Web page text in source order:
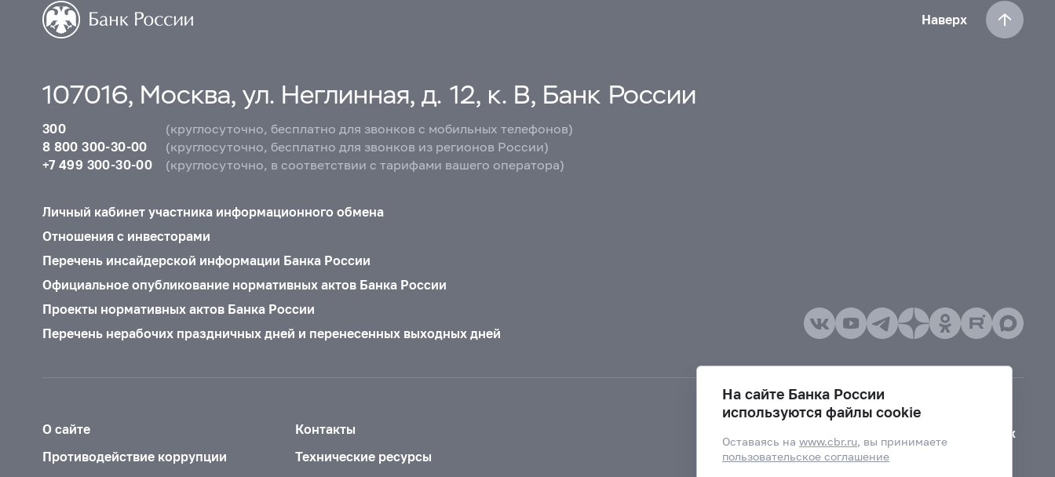
Наверх
107016, Москва, ул. Неглинная, д. 12, к. В, Банк России
300
(круглосуточно, бесплатно для звонков с мобильных телефонов)
8 800 300-30-00
(круглосуточно, бесплатно для звонков из регионов России)
+7 499 300-30-00
(круглосуточно, в соответствии с тарифами вашего оператора)
Личный кабинет участника информационного обмена
Отношения с инвесторами
Перечень инсайдерской информации Банка России
Официальное опубликование нормативных актов Банка России
Проекты нормативных актов Банка России
Перечень нерабочих праздничных дней и перенесенных выходных дней
О сайте
Контакты
Противодействие коррупции
Технические ресурсы
Версия для слабовидящих
На сайте Банка России
используются файлы cookie
Оставаясь наwww.cbr.ru, вы принимаете
пользовательское соглашение